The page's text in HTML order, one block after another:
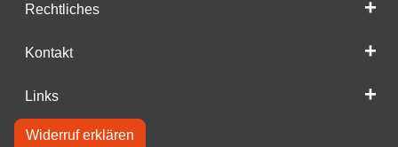
Rechtliches
Kontakt
Links
Widerruf erklären